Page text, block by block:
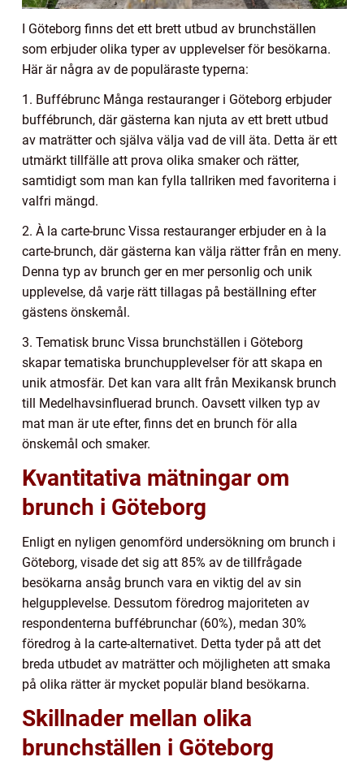
I Göteborg finns det ett brett utbud av brunchställen
som erbjuder olika typer av upplevelser för besökarna.
Här är några av de populäraste typerna:
1. Buffébrunc Många restauranger i Göteborg erbjuder
buffébrunch, där gästerna kan njuta av ett brett utbud
av maträtter och själva välja vad de vill äta. Detta är ett
utmärkt tillfälle att prova olika smaker och rätter,
samtidigt som man kan fylla tallriken med favoriterna i
valfri mängd.
2. À la carte-brunc Vissa restauranger erbjuder en à la
carte-brunch, där gästerna kan välja rätter från en meny.
Denna typ av brunch ger en mer personlig och unik
upplevelse, då varje rätt tillagas på beställning efter
gästens önskemål.
3. Tematisk brunc Vissa brunchställen i Göteborg
skapar tematiska brunchupplevelser för att skapa en
unik atmosfär. Det kan vara allt från Mexikansk brunch
till Medelhavsinfluerad brunch. Oavsett vilken typ av
mat man är ute efter, finns det en brunch för alla
önskemål och smaker.
Kvantitativa mätningar om
brunch i Göteborg
Enligt en nyligen genomförd undersökning om brunch i
Göteborg, visade det sig att 85% av de tillfrågade
besökarna ansåg brunch vara en viktig del av sin
helgupplevelse. Dessutom föredrog majoriteten av
respondenterna buffébrunchar (60%), medan 30%
föredrog à la carte-alternativet. Detta tyder på att det
breda utbudet av maträtter och möjligheten att smaka
på olika rätter är mycket populär bland besökarna.
Skillnader mellan olika
brunchställen i Göteborg